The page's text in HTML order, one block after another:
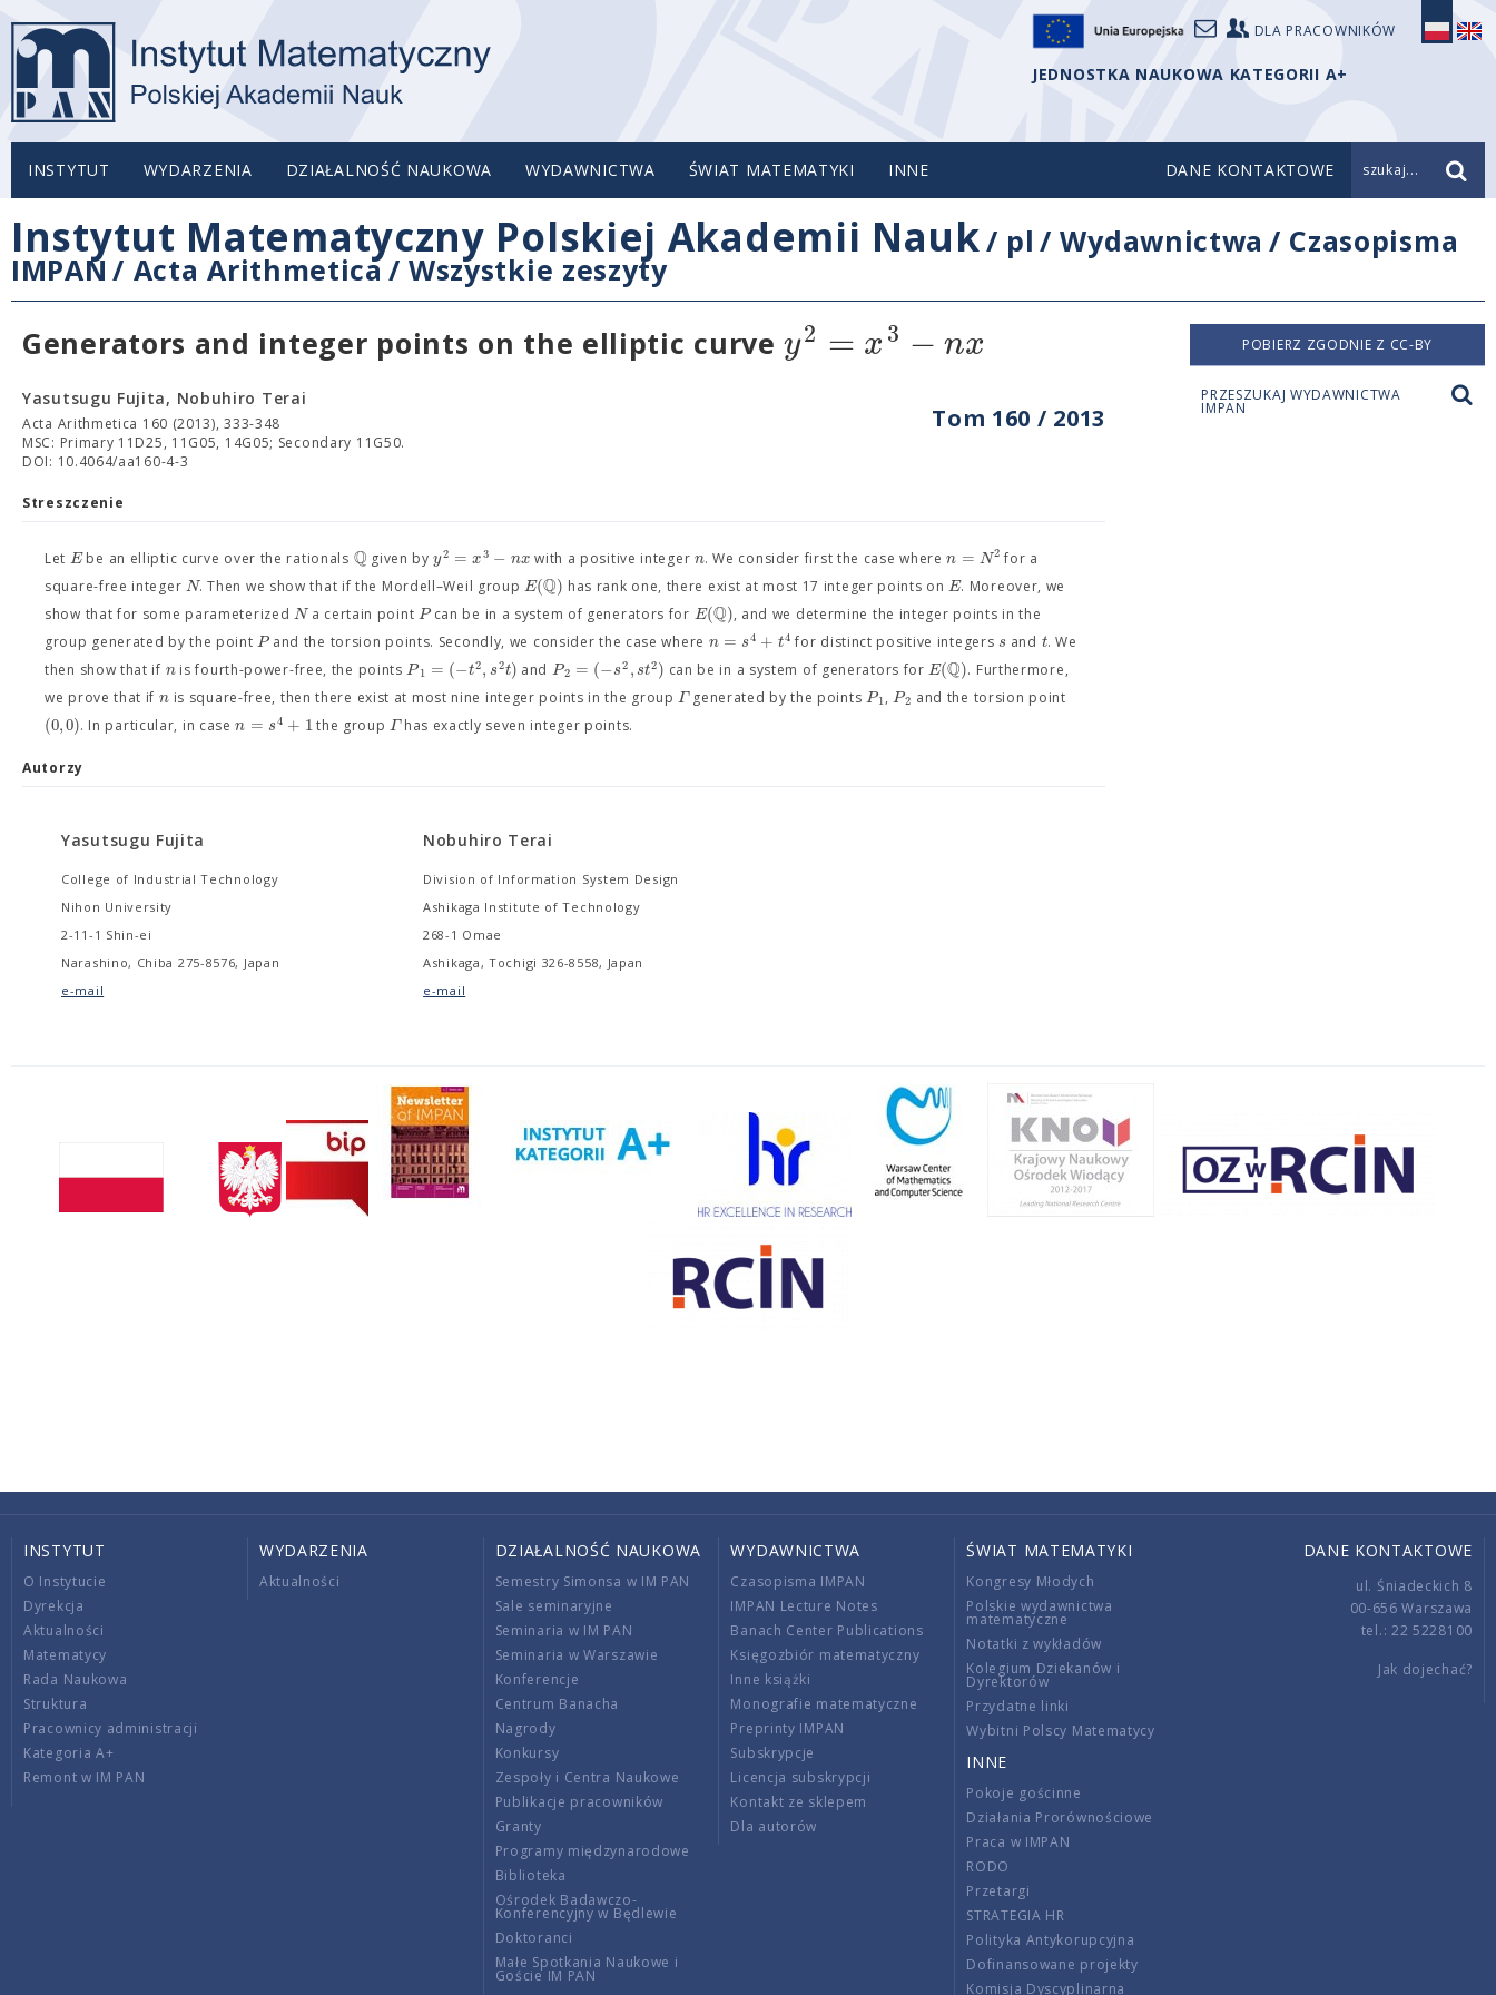
DLA PRACOWNIKÓW
JEDNOSTKA NAUKOWA KATEGORII A+
INSTYTUT WYDARZENIA DZIAŁALNOŚĆ NAUKOWA WYDAWNICTWA ŚWIAT MATEMATYKI INNE DANE KONTAKTOWE szukaj...
Instytut Matematyczny Polskiej Akademii Nauk/ pl /Wydawnictwa / Czasopisma
IMPAN / Acta Arithmetica/ Wszystkie zeszyty
Generators and integer points on the elliptic curvey2 = x3 − nx
Tom 160 / 2013
Yasutsugu Fujita, Nobuhiro Terai
Acta Arithmetica 160 (2013), 333-348
MSC: Primary 11D25, 11G05, 14G05; Secondary 11G50.
DOI: 10.4064/aa160-4-3
Streszczenie
Let Ebe an elliptic curve over the rationals Q given byy2 = x3 − nx with a positive integer n. We consider first the case wheren = N2for a
square-free integer N. Then we show that if the Mordell–Weil groupE(Q) has rank one, there exist at most 17 integer points onE. Moreover, we
show that for some parameterizedNa certain point Pcan be in a system of generators for E(Q), and we determine the integer points in the
group generated by the pointPand the torsion points. Secondly, we consider the case where n = s4 + t4for distinct positive integerss and t. We
then show that if nis fourth-power-free, the pointsP1 = (−t2,s2t) and P2 = (−s2,st2) can be in a system of generators forE(Q). Furthermore,
we prove that if nis square-free, then there exist at most nine integer points in the groupΓgenerated by the points P1,P2 and the torsion point
(0,0). In particular, in casen = s4 + 1the groupΓhas exactly seven integer points.
Autorzy
Yasutsugu Fujita
College of Industrial Technology
Nihon University
2-11-1 Shin-ei
Narashino, Chiba 275-8576, Japan
e-mail
Nobuhiro Terai
Division of Information System Design
Ashikaga Institute of Technology
268-1 Omae
Ashikaga, Tochigi 326-8558, Japan
e-mail
POBIERZ ZGODNIE Z CC-BY
PRZESZUKAJ WYDAWNICTWA
IMPAN
INSTYTUT
O Instytucie
Dyrekcja
Aktualności
Matematycy
Rada Naukowa
Struktura
Pracownicy administracji
Kategoria A+
Remont w IM PAN
WYDARZENIA
Aktualności
DZIAŁALNOŚĆ NAUKOWA
Semestry Simonsa w IM PAN
Sale seminaryjne
Seminaria w IM PAN
Seminaria w Warszawie
Konferencje
Centrum Banacha
Nagrody
Konkursy
Zespoły i Centra Naukowe
Publikacje pracowników
Granty
Programy międzynarodowe
Biblioteka
Ośrodek Badawczo-
Konferencyjny w Będlewie
Doktoranci
Małe Spotkania Naukowe i
Goście IM PAN
WYDAWNICTWA
Czasopisma IMPAN
IMPAN Lecture Notes
Banach Center Publications
Księgozbiór matematyczny
Inne książki
Monografie matematyczne
Preprinty IMPAN
Subskrypcje
Licencja subskrypcji
Kontakt ze sklepem
Dla autorów
ŚWIAT MATEMATYKI
Kongresy Młodych
Polskie wydawnictwa
matematyczne
Notatki z wykładów
Kolegium Dziekanów i
Dyrektorów
Przydatne linki
Wybitni Polscy Matematycy
INNE
Pokoje gościnne
Działania Prorównościowe
Praca w IMPAN
RODO
Przetargi
STRATEGIA HR
Polityka Antykorupcyjna
Dofinansowane projekty
Komisja Dyscyplinarna
DANE KONTAKTOWE
ul. Śniadeckich 8
00-656 Warszawa
tel.: 22 5228100
Jak dojechać?